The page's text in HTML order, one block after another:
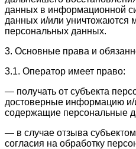
данных в информационной
данных и/или уничтожаются
персональных данных.
3. Основные права и
3.1. Оператор имеет право:
— получать от субъекта
достоверные информацию и/
содержащие персональные
— в случае отзыва
согласия на обработку